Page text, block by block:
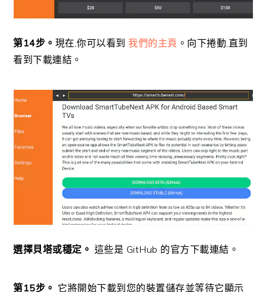
第14步。 現在,你可以看到我們的主頁 。向下捲動,直到
看到下載連結。
選擇貝塔或穩定。 這些是 GitHub 的官方下載連結。
第15步。 它將開始下載到您的裝置儲存並等待它顯示